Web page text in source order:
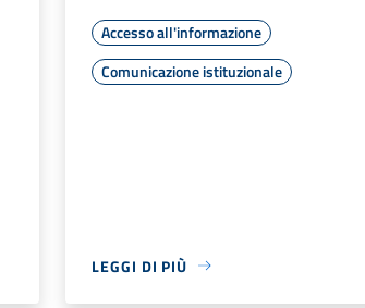
Accesso all'informazione
Comunicazione istituzionale
LEGGI DI PIÙ